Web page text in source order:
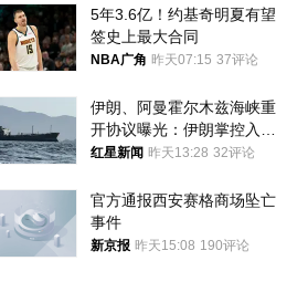
5年3.6亿！约基奇明夏有望
签史上最大合同
NBA广角 昨天07:15 37评论
伊朗、阿曼霍尔木兹海峡重
开协议曝光：伊朗掌控入湾
航道，与阿曼平分“服务费”
红星新闻 昨天13:28 32评论
官方通报西安赛格商场坠亡
事件
新京报 昨天15:08 190评论